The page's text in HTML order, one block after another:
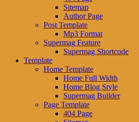
Sitemap
Author Page
Post Template
Mp3 Format
Supermag Feature
Supermag Shortcode
Template
Home Template
Home Full Width
Home Blog Style
Supermag Builder
Page Template
404 Page